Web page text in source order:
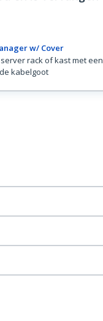
w/ Cover
rack of kast met een
kabelgoot